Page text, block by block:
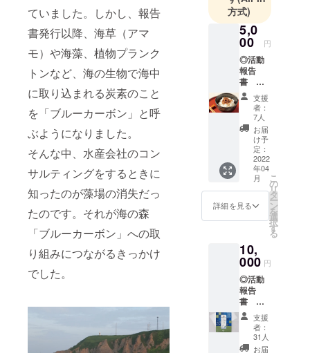
ていました。しかし、報告
書発行以降、海草（アマ
モ）や海藻、植物プランク
トンなど、海の生物で海中
に取り込まれる炭素のこと
を「ブルーカーボン」と呼
ぶようになりました。
そんな中、水産会社のコン
サルティングをするときに
知ったのが藻場の消失だっ
たのです。それが海の森
「ブルーカーボン」への取
り組みにつながるきっかけ
でした。
作るだけで
はだめ、モ
ノを売る仕
組みも作ら
なければい
けない」と
製造小売業
を提案。国
内で初めて
メーカーに
よる「小売
チェーン網
つくり」を
実践し、日
クピット・
タイヤ館」
（約800店
舗）、海外
では、タイ
で「コク
ピット」
方式)
5,0
00 円
◎活動
報告
書
※2023
年3月末
発行予
定 （10
Ｐ程
度、
PDF
データ
をメー
ルにて
お送り
しま
す） ◎
と高級
とろろ
昆布の
贅沢ふ
りかけ
（50ｇ×
２） 名
称：ふ
りかけ
原材
支援
者：
7人
お届
け予
定：
2022
年04
月
詳細を見る
こ
の
リ
タ
ー
ン
を
選
択
す
る
10,
000 円
◎活動
報告
書
※2023
年3月末
発行予
定 （10
支援
者：
31人
お届